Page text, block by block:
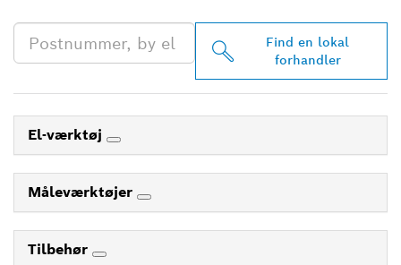
Find en lokal
forhandler
El-værktøj
Måleværktøjer
Tilbehør